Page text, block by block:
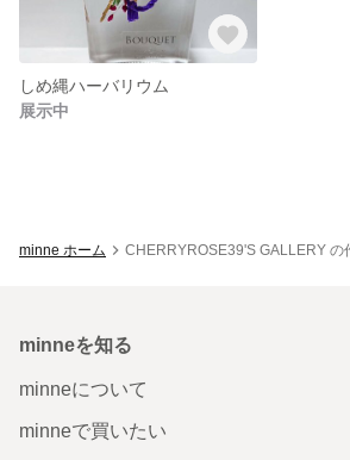
しめ縄ハーバリウム
展示中
minne ホーム CHERRYROSE39'S GALLERY の
minneを知る
minneについて
minneで買いたい